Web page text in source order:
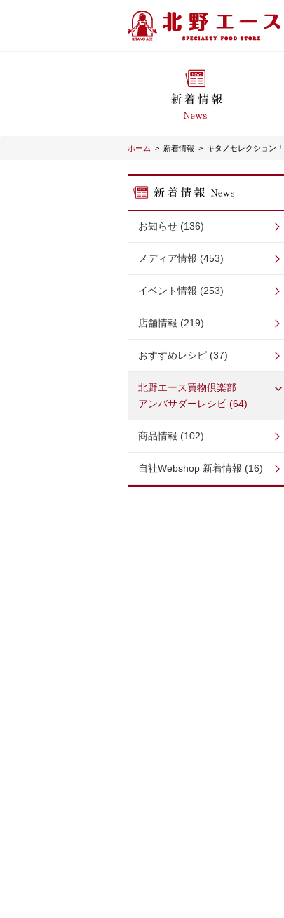
ホーム > 新着情報 > キタノセレクション
お知らせ (136)
メディア情報 (453)
イベント情報 (253)
店舗情報 (219)
おすすめレシピ (37)
北野エース買物倶楽部
アンバサダーレシピ (64)
商品情報 (102)
自社Webshop 新着情報 (16)